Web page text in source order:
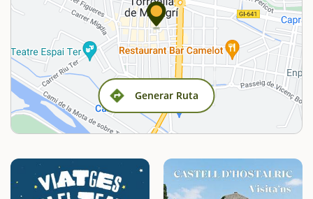
Generar Ruta